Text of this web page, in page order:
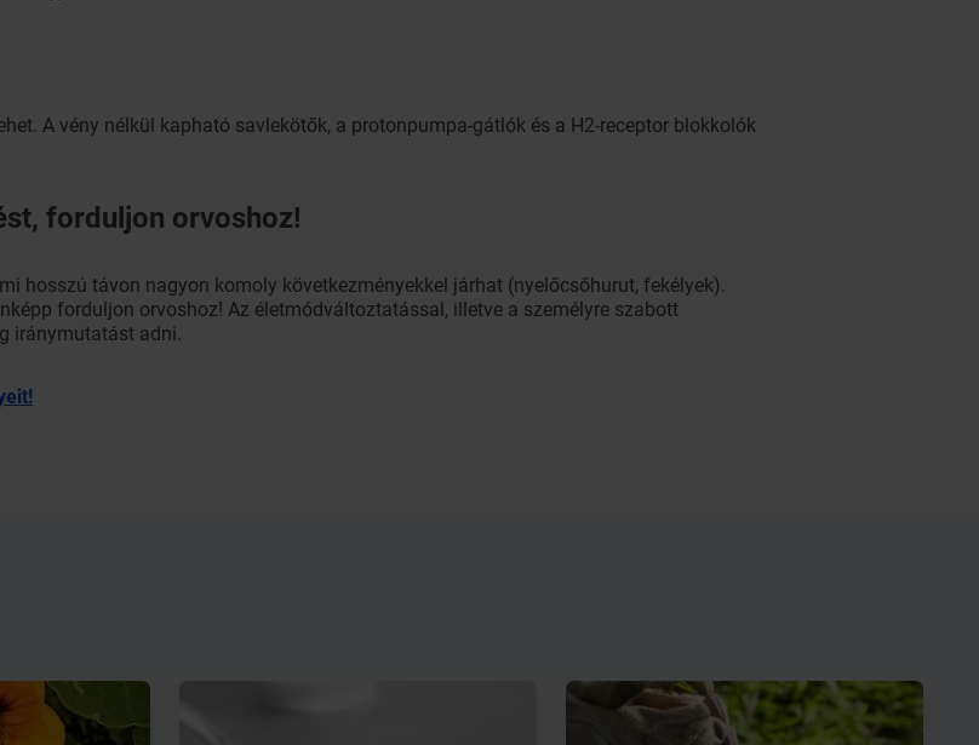
A vény nélkül kapható savlekötők, a protonpumpa-gátlók és a H2-receptor blokkolók
forduljon orvoshoz!
hosszú távon nagyon komoly következményekkel járhat (nyelőcsőhurut, fekélyek).
forduljon orvoshoz! Az életmódváltoztatással, illetve a személyre szabott
iránymutatást adni.